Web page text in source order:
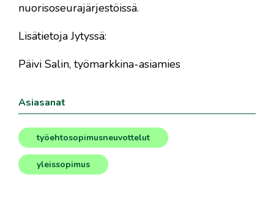
nuorisoseurajärjestöissä.
Lisätietoja Jytyssä:
Päivi Salin, työmarkkina-asiamies
Asiasanat
työehtosopimusneuvottelut
, yleissopimus